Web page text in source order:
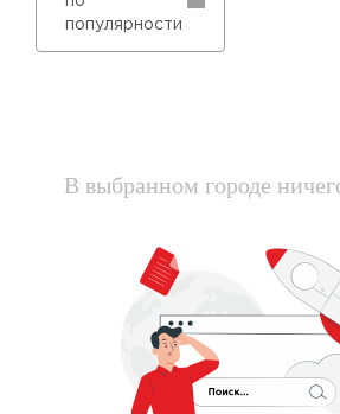
популярности
В выбранном городе